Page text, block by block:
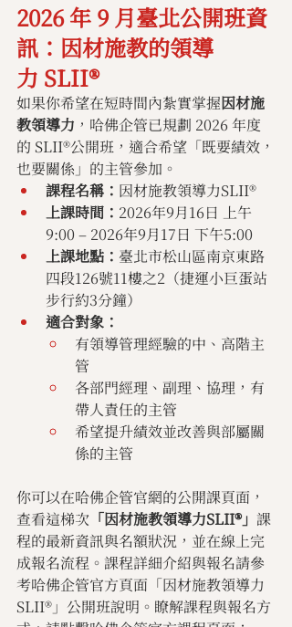
2026 年 9 月臺北公開班資
訊：因材施教的領導
力 SLII®
如果你希望在短時間內紮實掌握因材施
教領導力 ，哈佛企管已規劃 2026 年度
的 SLII®公開班，適合希望「既要績效，
也要關係」的主管參加。
課程名稱： 因材施教領導力SLII®
上課時間： 2026年9月16日 上午
9:00 – 2026年9月17日 下午5:00
上課地點： 臺北市松山區南京東路
四段126號11樓之2（捷運小巨蛋站
步行約3分鐘）
適合對象：
有領導管理經驗的中、高階主
管
各部門經理、副理、協理，有
帶人責任的主管
希望提升績效並改善與部屬關
係的主管
你可以在哈佛企管官網的公開課頁面，
查看這梯次 「因材施教領導力SLII®」 課
程的最新資訊與名額狀況，並在線上完
成報名流程。課程詳細介紹與報名請參
考哈佛企管官方頁面「因材施教領導力
SLII®」公開班說明。瞭解課程與報名方